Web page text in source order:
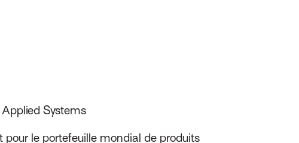
Systems
pour le portefeuille mondial de produits